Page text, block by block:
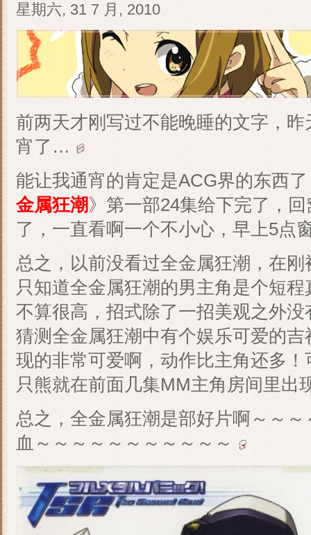
星期六, 31 7 月, 2010
前两天才刚写过不能晚睡的文字，
宵了…
能让我通宵的肯定是ACG界的东西
金属狂潮》第一部24集给下完了，
了，一直看啊一个不小心，早上5点
总之，以前没看过全金属狂潮，在
只知道全金属狂潮的男主角是个短
不算很高，招式除了一招美观之外
猜测全金属狂潮中有个娱乐可爱的
现的非常可爱啊，动作比主角还多
只熊就在前面几集MM主角房间里出
总之，全金属狂潮是部好片啊～～
血～～～～～～～～～～～